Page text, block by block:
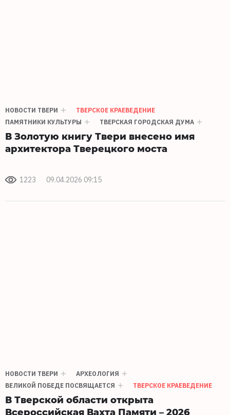
НОВОСТИ ТВЕРИ
ТВЕРСКОЕ КРАЕВЕДЕНИЕ
ПАМЯТНИКИ КУЛЬТУРЫ
ТВЕРСКАЯ ГОРОДСКАЯ ДУМА
В Золотую книгу Твери внесено имя
архитектора Тверецкого моста
1223 09.04.2026 09:15
НОВОСТИ ТВЕРИ
АРХЕОЛОГИЯ
ВЕЛИКОЙ ПОБЕДЕ ПОСВЯЩАЕТСЯ
ТВЕРСКОЕ КРАЕВЕДЕНИЕ
В Тверской области открыта
Всероссийская Вахта Памяти – 2026